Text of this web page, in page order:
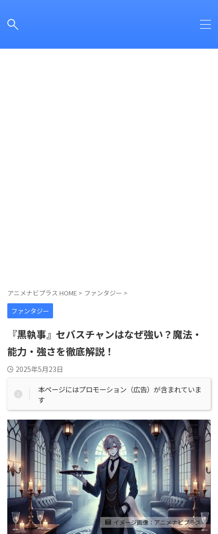
アニメナビプラス HOME > ファンタジー >
ファンタジー
『黒執事』セバスチャンはなぜ強い？魔法・
能力・強さを徹底解説！
2025年5月23日
本ページにはプロモーション（広告）が含まれていま
す
イメージ画像：アニメナビプラス